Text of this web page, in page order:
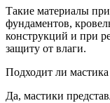
Такие материалы
фундаментов,
конструкций и при
защиту от влаги.
Подходит ли
Да, мастики